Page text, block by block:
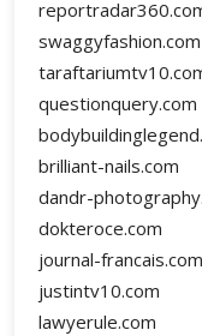
swaggyfashion.com
questionquery.com
brilliant-nails.com
dandr-
dokteroce.com
journal-francais.com
justintv10.com
lawyerule.com